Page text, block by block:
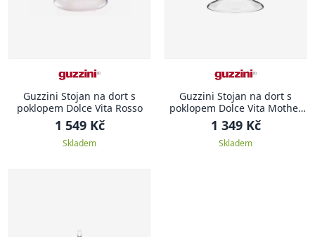
Guzzini Stojan na dort s
poklopem Dolce Vita Rosso
1 549 Kč
Skladem
Guzzini Stojan na dort s
poklopem Dolce Vita Mother
of Pearl
1 349 Kč
Skladem